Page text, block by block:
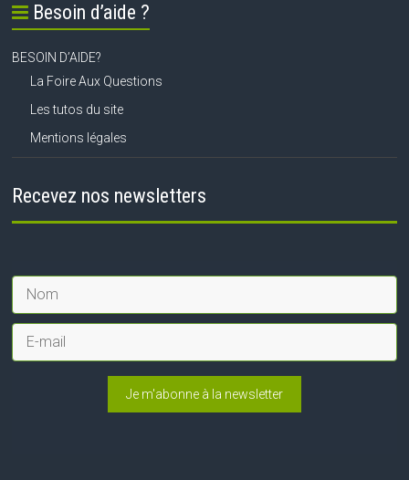
Besoin d’aide ?
BESOIN D’AIDE?
La Foire Aux Questions
Les tutos du site
Mentions légales
Recevez nos newsletters
Je m'abonne à la newsletter